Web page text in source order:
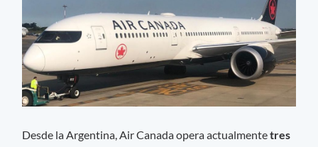
Desde la Argentina, Air Canada opera actualmentetres